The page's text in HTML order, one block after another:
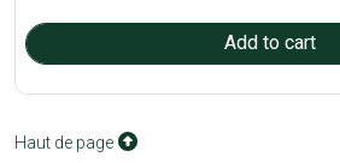
Haut de page